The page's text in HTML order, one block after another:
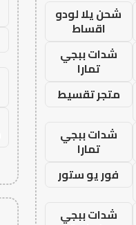
شحن يلا لودو
اقساط
شدات ببجي
تمارا
متجر تقسيط
شدات ببجي
تمارا
فور يو ستور
شدات ببجي